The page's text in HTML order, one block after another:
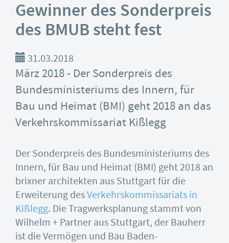
Gewinner des Sonderpreis
des BMUB steht fest
31.03.2018
März 2018 - Der Sonderpreis des
Bundesministeriums des Innern, für
Bau und Heimat (BMI) geht 2018 an das
Verkehrskommissariat Kißlegg
Der Sonderpreis des Bundesministeriums des
Innern, für Bau und Heimat (BMI) geht 2018 an
brixner architekten aus Stuttgart für die
Erweiterung desVerkehrskommissariats in
Kißlegg. Die Tragwerksplanung stammt von
Wilhelm + Partner aus Stuttgart, der Bauherr
ist die Vermögen und Bau Baden-